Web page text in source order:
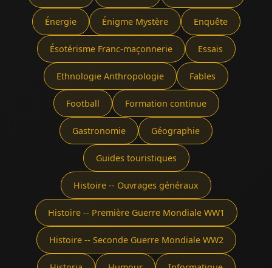
Énergie Énigme Mystère Enquête
Ésotérisme Franc-maçonnerie Essais
Ethnologie Anthropologie Fables
Football Formation continue
Gastronomie Géographie
Guides touristiques
Histoire -- Ouvrages généraux
Histoire -- Première Guerre Mondiale WW1
Histoire -- Seconde Guerre Mondiale WW2